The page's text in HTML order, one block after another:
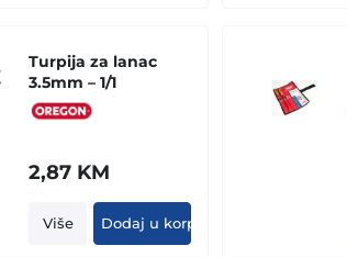
Turpija za lanac
3.5mm – 1/1
2,87 KM
Više Dodaj u korpu